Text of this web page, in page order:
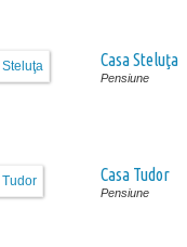
Casa Steluţa
Pensiune
Casa Tudor
Pensiune